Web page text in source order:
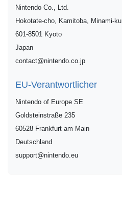
Nintendo Co., Ltd.
Hokotate-cho, Kamitoba, Minami-ku
601-8501 Kyoto
Japan
contact@nintendo.co.jp
EU-Verantwortlicher
Nintendo of Europe SE
Goldsteinstraße 235
60528 Frankfurt am Main
Deutschland
support@nintendo.eu